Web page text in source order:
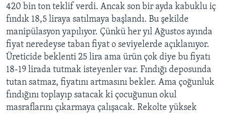
420 bin ton teklif verdi. Ancak son bir ayda kabuklu iç
fındık 18,5 liraya satılmaya başlandı. Bu şekilde
manipülasyon yapılıyor. Çünkü her yıl Ağustos ayında
fiyat neredeyse taban fiyat o seviyelerde açıklanıyor.
Üreticide beklenti 25 lira ama ürün çok diye bu fiyatı
18-19 lirada tutmak isteyenler var. Fındığı deposunda
tutan satmaz, fiyatını artmasını bekler. Ama çoğunluk
fındığını toplayıp satacak ki çocuğunun okul
masraflarını çıkarmaya çalışacak. Rekolte yüksek